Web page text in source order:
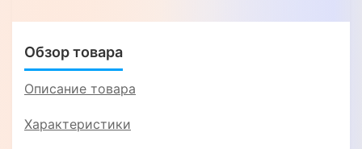
Обзор товара
Описание товара
Характеристики